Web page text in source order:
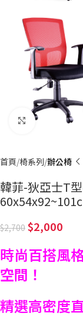
Click to
首頁 椅系列 辦公椅
韓菲-狄亞士T
2,700 2,000
時尚百搭風
空間！
精選高密度